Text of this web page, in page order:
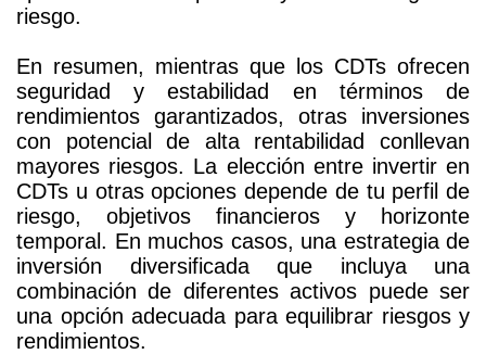
riesgo.
En resumen, mientras que los CDTs ofrecen
seguridad y estabilidad en términos de
rendimientos garantizados, otras inversiones
con potencial de alta rentabilidad conllevan
mayores riesgos. La elección entre invertir en
CDTs u otras opciones depende de tu perfil de
riesgo, objetivos financieros y horizonte
temporal. En muchos casos, una estrategia de
inversión diversificada que incluya una
combinación de diferentes activos puede ser
una opción adecuada para equilibrar riesgos y
rendimientos.